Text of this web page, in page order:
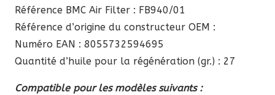
Référence BMC Air Filter : FB940/01
Référence d’origine du constructeur OEM :
Numéro EAN : 8055732594695
Quantité d’huile pour la régénération (gr.) : 27
Compatible pour les modèles suivants :